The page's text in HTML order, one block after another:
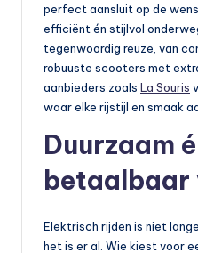
o
perfect aansluit op de
efficiënt én stijlvol
tegenwoordig reuze, van
robuuste scooters met
aanbieders zoals La Souris
waar elke rijstijl en smaak
Duurzaam
betaalbaar
Elektrisch rijden is niet
het is er al. Wie kiest voor